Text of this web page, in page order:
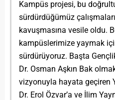
Kampüs projesi, bu
sürdürdüğümüz
kavuşmasına vesile oldu.
kampüslerimize yaymak
sürdürüyoruz. Başta
Dr. Osman Aşkın Bak
vizyonuyla hayata geçiren
Dr. Erol Özvar’a ve İlim